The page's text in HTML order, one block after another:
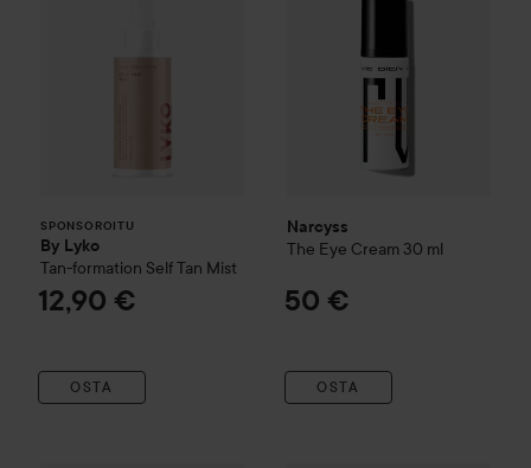
SPONSOROITU
By Lyko
Tan-formation Self Tan Mist
12,90 €
OSTA
Narcyss
The Eye Cream 30 ml
50 €
OSTA